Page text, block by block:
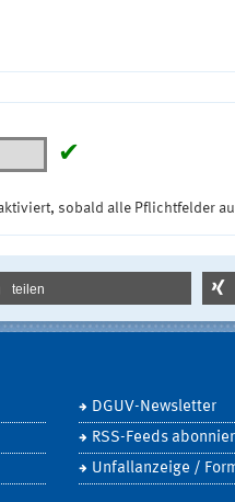
✔
sobald alle Pflichtfelder
teilen
DGUV-Newsletter
RSS-Feeds
Unfallanzeige /